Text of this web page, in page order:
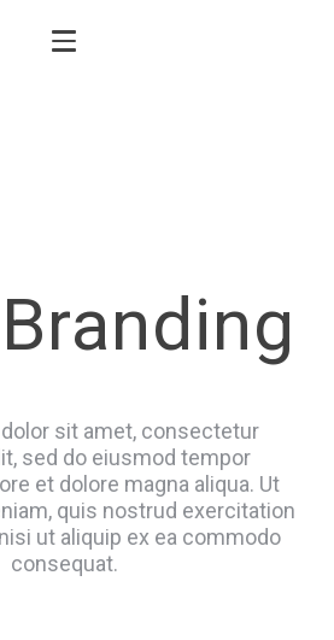
sit amet, consectetur
sed do eiusmod tempor
et dolore magna aliqua. Ut
quis nostrud exercitation
ut aliquip ex ea commodo
consequat.